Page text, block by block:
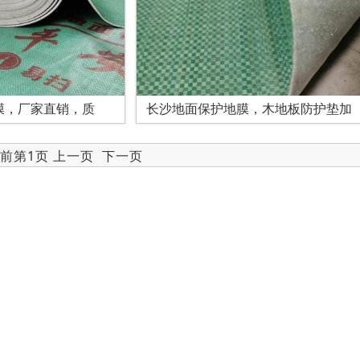
厂家直销，质 长沙地面保护地膜，木地板防护垫加
第1页 上一页 下一页